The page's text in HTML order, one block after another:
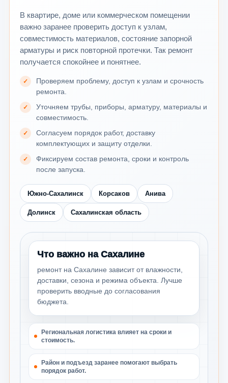
В квартире, доме или коммерческом помещении
важно заранее проверить доступ к узлам,
совместимость материалов, состояние запорной
арматуры и риск повторной протечки. Так ремонт
получается спокойнее и понятнее.
Проверяем проблему, доступ к узлам и срочность
ремонта.
Уточняем трубы, приборы, арматуру, материалы и
совместимость.
Согласуем порядок работ, доставку
комплектующих и защиту отделки.
Фиксируем состав ремонта, сроки и контроль
после запуска.
Южно-Сахалинск Корсаков Анива
Долинск Сахалинская область
Что важно на Сахалине
ремонт на Сахалине зависит от влажности,
доставки, сезона и режима объекта. Лучше
проверить вводные до согласования
бюджета.
Региональная логистика влияет на сроки и
стоимость.
Район и подъезд заранее помогают выбрать
порядок работ.